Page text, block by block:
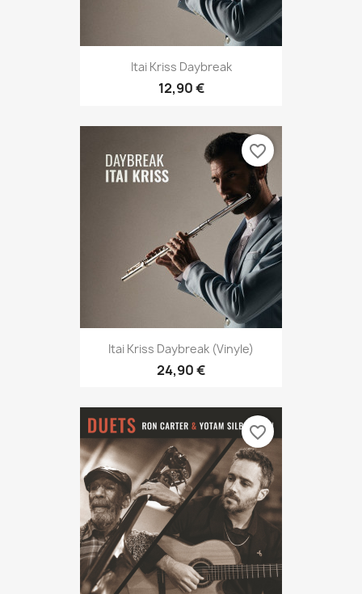
Itai Kriss Daybreak
12,90 €
Itai Kriss Daybreak (vinyle)
24,90 €
favorite_border
favorite_border